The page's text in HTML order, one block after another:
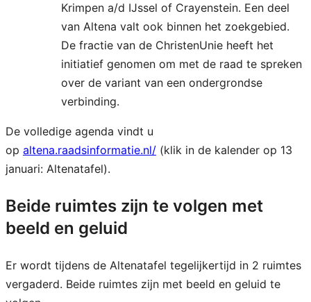
Krimpen a/d IJssel of Crayenstein. Een deel
van Altena valt ook binnen het zoekgebied.
De fractie van de ChristenUnie heeft het
initiatief genomen om met de raad te spreken
over de variant van een ondergrondse
verbinding.
De volledige agenda vindt u
op altena.raadsinformatie.nl/ (klik in de kalender op 13
januari: Altenatafel).
Beide ruimtes zijn te volgen met
beeld en geluid
Er wordt tijdens de Altenatafel tegelijkertijd in 2 ruimtes
vergaderd. Beide ruimtes zijn met beeld en geluid te